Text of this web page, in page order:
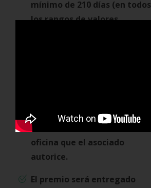
mínimo de 210 días (en todos
los rangos de valores
cercana en su lugar de
residencia o en su defecto la
oficina que el asociado
autorice.
El premio será entregado